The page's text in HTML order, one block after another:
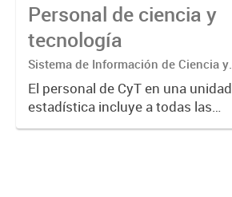
Personal de ciencia y
tecnología
Sistema de Información de Ciencia y
Tecnología Argentino (SICYTAR)
El personal de CyT en una unidad
estadística incluye a todas las
personas involucradas